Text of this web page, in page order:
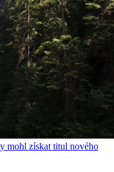
mohl získat titul nového